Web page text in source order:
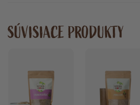
SÚVISIACE PRODUKTY